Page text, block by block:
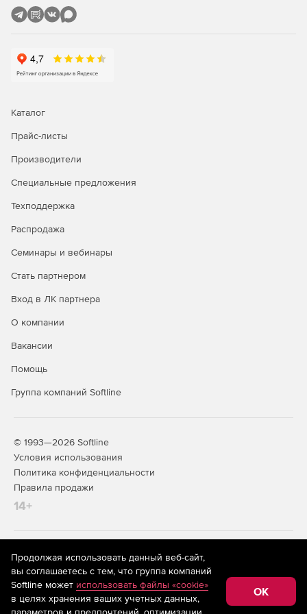
разработки или тестирования, с количеством серверных
компонентов соответствующему основному контуру.
Максимальная по возможностям редакция платформы.
Ориентирована на корпоративную обработку больших
Отсутствуют ограничения на количество ядер
процессоров и размеры оперативной памяти. Возможно
пользователей. В комплект поставки, на период
дополнительных бесплатных контура для
резервирования.
Каталог
Прайс-листы
Производители
Специальные предложения
Техподдержка
Распродажа
Семинары и вебинары
Стать партнером
Вход в ЛК партнера
О компании
Вакансии
Помощь
Группа компаний Softline
© 1993—2026 Softline
Условия использования
Политика конфиденциальности
Правила продажи
14+
На информационном ресурсе store.softline.ru применяются
рекомендательные технологии
(информационные технологии
предоставления информации на основе сбора,
систематизации и анализа сведений, относящихся к
предпочтениям пользователей сети «Интернет»,
находящихся на территории Российской Федерации)
Продолжая использовать данный веб-сайт,
вы соглашаетесь с тем, что группа компаний
Softline может использовать файлы «cookie»
в целях хранения ваших учетных данных,
OK